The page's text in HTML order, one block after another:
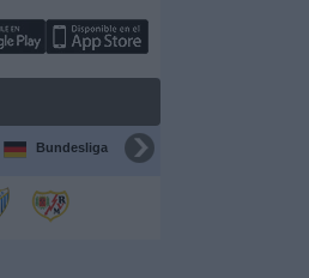
Bundesliga Supercopa de España